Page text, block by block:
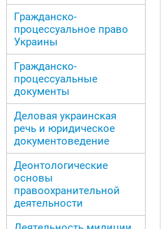
Гражданско-
процессуальное право
Украины
Гражданско-
процессуальные
документы
Деловая украинская
речь и юридическое
документоведение
Деонтологические
основы
правоохранительной
деятельности